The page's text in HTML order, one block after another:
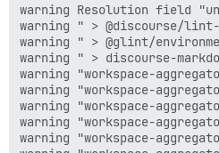
warning Resolution field
warning " > @discourse/
warning " > @glint/
warning " > discourse-
warning "workspace-
warning "workspace-
warning "workspace-
warning "workspace-
warning "workspace-